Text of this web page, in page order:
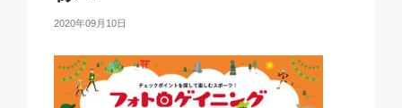
2020年09月10日